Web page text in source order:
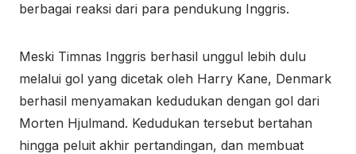
berbagai reaksi dari para pendukung Inggris.
Meski Timnas Inggris berhasil unggul lebih dulu
melalui gol yang dicetak oleh Harry Kane, Denmark
berhasil menyamakan kedudukan dengan gol dari
Morten Hjulmand. Kedudukan tersebut bertahan
hingga peluit akhir pertandingan, dan membuat